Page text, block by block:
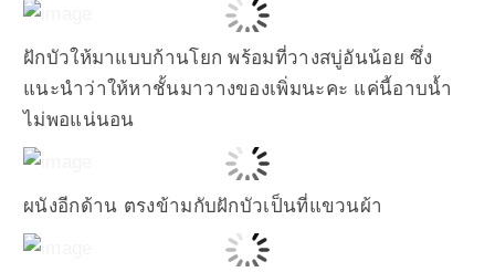
ฝักบัวให้มาแบบก้านโยก พร้อมที่วางสบู่อันน้อย ซึ่ง
แนะนำว่าให้หาชั้นมาวางของเพิ่มนะคะ แค่นี้อาบน้ำ
ไม่พอแน่นอน
ผนังอีกด้าน ตรงข้ามกับฝักบัวเป็นที่แขวนผ้า